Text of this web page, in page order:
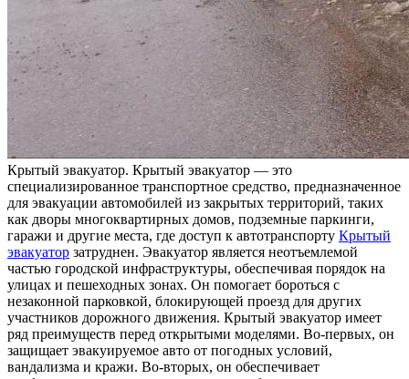
Крытый эвaкуaтoр. Крытый эвaкуaтoр — этo
специализированное транспортное средство, предназначенное
для эвакуации автомобилей из закрытых территорий, таких
как дворы многоквартирных домов, подземные паркинги,
гаражи и другие места, где доступ к автотранспорту Крытый
эвакуатор затруднен. Эвакуатор является неотъемлемой
частью городской инфраструктуры, обеспечивая порядок на
улицах и пешеходных зонах. Он помогает бороться с
незаконной парковкой, блокирующей проезд для других
участников дорожного движения. Крытый эвакуатор имеет
ряд преимуществ перед открытыми моделями. Во-первых, он
защищает эвакуируемое авто от погодных условий,
вандализма и кражи. Во-вторых, он обеспечивает